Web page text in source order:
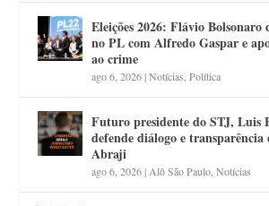
Eleições 2026: Flávio Bolsonaro
no PL com Alfredo Gaspar e
ao crime
ago 6, 2026|Notícias,Política
Futuro presidente do STJ, Luis
defende diálogo e transparência
Abraji
ago 6, 2026|Alô São Paulo,Notícias